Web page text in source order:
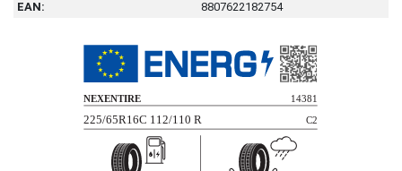
EAN:
8807622182754